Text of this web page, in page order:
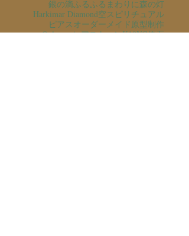
銀の滴ふるふるまわりに森の灯
Harkimar Diamond空スピリチュアル
ピアスオーダーメイド原型制作
Only oneレアストーンK10YG原石